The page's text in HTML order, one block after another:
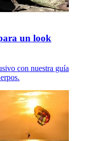
un look
con nuestra guía